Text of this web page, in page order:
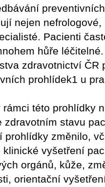
nejen
Pacienti
hůře
zdravotnictví ČR
prohlídek1 u
rámci této prohlídky
zdravotním stavu
prohlídky změnilo,
klinické vyšetření
orgánů, kůže,
orientační